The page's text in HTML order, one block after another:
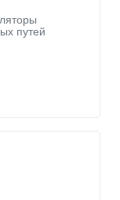
путей